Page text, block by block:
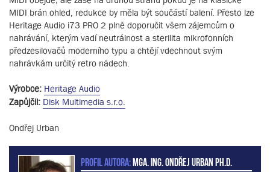
MIDI brán ohled, redukce by měla být součástí balení. Přesto lze
Heritage Audio i73 PRO 2 plně doporučit všem zájemcům o
nahrávání, kterým vadí neutrálnost a sterilita mikrofonních
předzesilovačů moderního typu a chtějí vdechnout svým
nahrávkám určitý retro nádech.
Výrobce: Heritage Audio
Zapůjčil: Disk Multimedia s.r.o.
Ondřej Urban
PROFIL AUTORA:MgA. Ing. Ondřej Urban Ph.D.